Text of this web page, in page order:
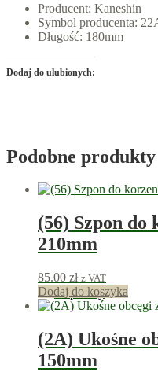
Producent: Kaneshin
Symbol producenta:
Długość: 180mm
Dodaj do ulubionych:
Podobne produkty
(56) Szpon do
210mm
85.00 zł z VAT
85punkty
Dodaj do koszyka
(2A) Ukośne
150mm